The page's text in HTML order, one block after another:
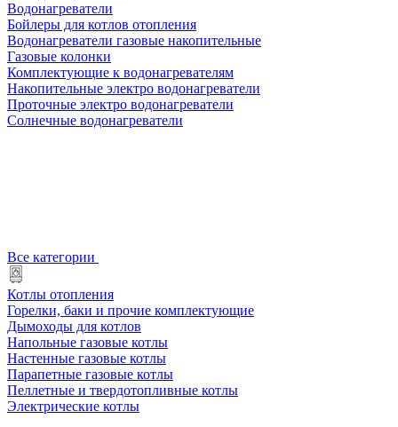
Водонагреватели
Бойлеры для котлов отопления
Водонагреватели газовые накопительные
Газовые колонки
Комплектующие к водонагревателям
Накопительные электро водонагреватели
Проточные электро водонагреватели
Солнечные водонагреватели
Все категории
Котлы отопления
Горелки, баки и прочие комплектующие
Дымоходы для котлов
Напольные газовые котлы
Настенные газовые котлы
Парапетные газовые котлы
Пеллетные и твердотопливные котлы
Электрические котлы